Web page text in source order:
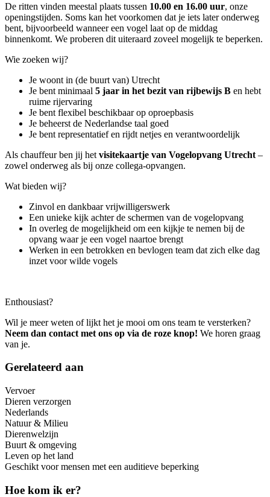
De ritten vinden meestal plaats tussen 10.00 en 16.00 uur, onze
openingstijden. Soms kan het voorkomen dat je iets later onderweg
bent, bijvoorbeeld wanneer een vogel laat op de middag
binnenkomt. We proberen dit uiteraard zoveel mogelijk te beperken.
Wie zoeken wij?
Je woont in (de buurt van) Utrecht
Je bent minimaal 5 jaar in het bezit van rijbewijs B en hebt
ruime rijervaring
Je bent flexibel beschikbaar op oproepbasis
Je beheerst de Nederlandse taal goed
Je bent representatief en rijdt netjes en verantwoordelijk
Als chauffeur ben jij het visitekaartje van Vogelopvang Utrecht –
zowel onderweg als bij onze collega-opvangen.
Wat bieden wij?
Zinvol en dankbaar vrijwilligerswerk
Een unieke kijk achter de schermen van de vogelopvang
In overleg de mogelijkheid om een kijkje te nemen bij de
opvang waar je een vogel naartoe brengt
Werken in een betrokken en bevlogen team dat zich elke dag
inzet voor wilde vogels
Enthousiast?
Wil je meer weten of lijkt het je mooi om ons team te versterken?
Neem dan contact met ons op via de roze knop! We horen graag
van je.
Gerelateerd aan
Vervoer
Dieren verzorgen
Nederlands
Natuur & Milieu
Dierenwelzijn
Buurt & omgeving
Leven op het land
Geschikt voor mensen met een auditieve beperking
Hoe kom ik er?